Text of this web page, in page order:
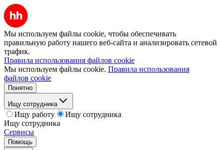
Мы используем файлы cookie, чтобы обеспечивать
правильную работу нашего веб-сайта и анализировать сетевой
трафик.
Правила использования файлов cookie
Мы используем файлы cookie. Правила использования
файлов cookie
Понятно
Ищу сотрудника
Ищу работу
Ищу сотрудника
Ищу сотрудника
Сервисы
Помощь